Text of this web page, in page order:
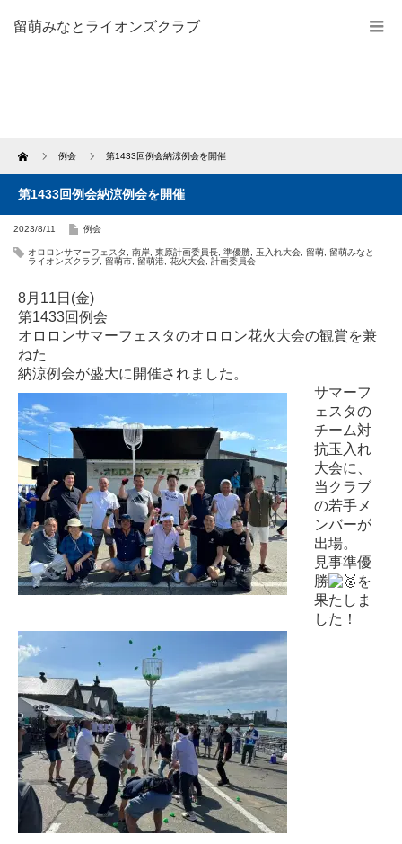
留萌みなとライオンズクラブ
Home 例会 第1433回例会納涼例会を開催
第1433回例会納涼例会を開催
2023/8/11 例会
オロロンサマーフェスタ 南岸 東原計画委員長 準優勝 玉入れ大会 留萌 留萌みなと
ライオンズクラブ 留萌市 留萌港 花火大会 計画委員会
8月11日(金)
第1433回例会
オロロンサマーフェスタのオロロン花火大会の観賞を兼
ねた
納涼例会が盛大に開催されました。
サマーフ
ェスタの
チーム対
抗玉入れ
大会に、
当クラブ
の若手メ
ンバーが
出場。
見事準優
勝
を
果たしま
した！